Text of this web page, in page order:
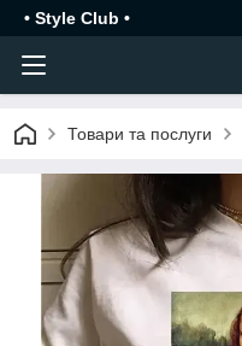
• Style Club •
Товари та послуги